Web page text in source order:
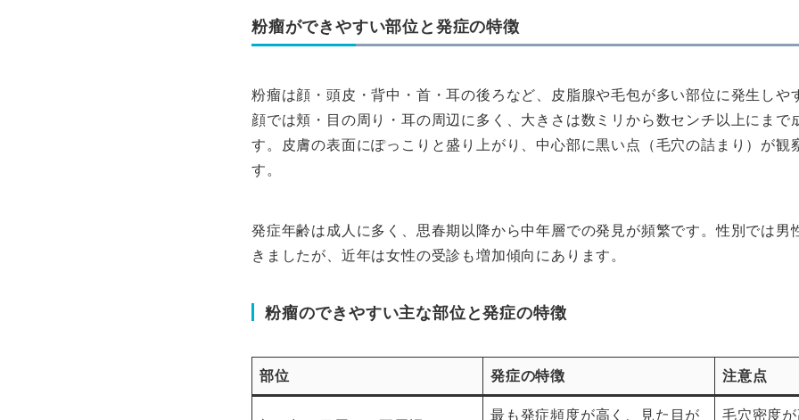
粉瘤ができやすい部位と発症の特徴
粉瘤は顔・頭皮・背中・首・耳の後ろなど、皮脂腺や毛包が多い部位に発生しや
顔では頬・目の周り・耳の周辺に多く、大きさは数ミリから数センチ以上にまで
す。皮膚の表面にぽっこりと盛り上がり、中心部に黒い点（毛穴の詰まり）が観
す。
発症年齢は成人に多く、思春期以降から中年層での発見が頻繁です。性別では男
きましたが、近年は女性の受診も増加傾向にあります。
粉瘤のできやすい主な部位と発症の特徴
部位 発症の特徴 注意点
最も発症頻度が高く、見た目が 毛穴密度